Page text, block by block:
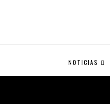
NOTICIAS